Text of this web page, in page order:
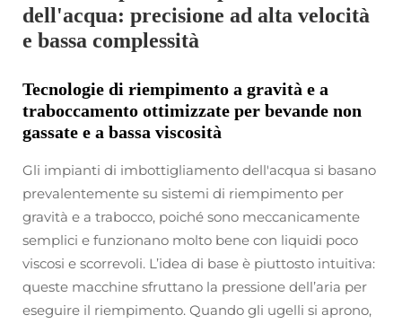
dell'acqua: precisione ad alta velocità
e bassa complessità
Tecnologie di riempimento a gravità e a
traboccamento ottimizzate per bevande non
gassate e a bassa viscosità
Gli impianti di imbottigliamento dell'acqua si basano
prevalentemente su sistemi di riempimento per
gravità e a trabocco, poiché sono meccanicamente
semplici e funzionano molto bene con liquidi poco
viscosi e scorrevoli. L’idea di base è piuttosto intuitiva:
queste macchine sfruttano la pressione dell’aria per
eseguire il riempimento. Quando gli ugelli si aprono,